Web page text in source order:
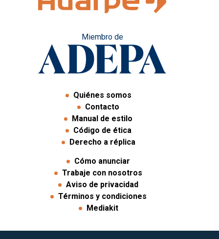
Miembro de
Quiénes somos
Contacto
Manual de estilo
Código de ética
Derecho a réplica
Cómo anunciar
Trabaje con nosotros
Aviso de privacidad
Términos y condiciones
Mediakit